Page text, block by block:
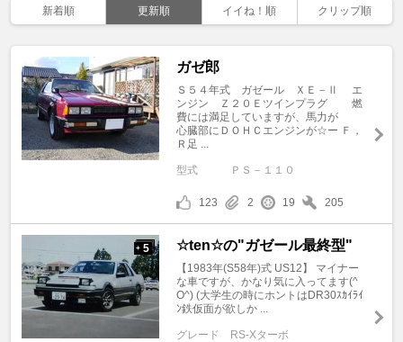
新着順 更新順 イイね！順 クリップ順
ガゼ郎
Ｓ５４年式 ガゼール ＸＥ－Ⅱ エ
ンジン Ｚ２０Ｅツインプラグ 燃
費には満足していますが、馬力が
心臓部にＤＯＨＣエンジンが☆ー Ｆ，
Ｒ足 ...
型式 ＰＳ－１１０
123 2 19 205
+ 5 ☆ten☆の"ガゼール最終型"
【1983年(S58年)式 US12】 マイナー
な車ですが、かなり気に入ってます(^
O^) (大学生の時にホントはDR30ｽｶｲﾗｲ
ﾝ鉄仮面が欲しか ...
グレード
RS-Xターボ